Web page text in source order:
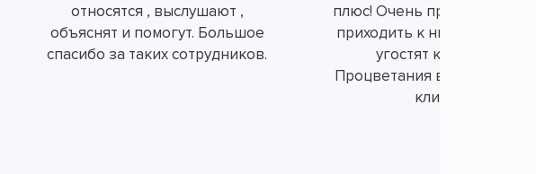
относятся , выслушают ,
объяснят и помогут. Большое
спасибо за таких сотрудников.
плюс! Очень приятно и
приходить к ним в офис,
угостят конфетками.
Процветания вам и
клиентов!